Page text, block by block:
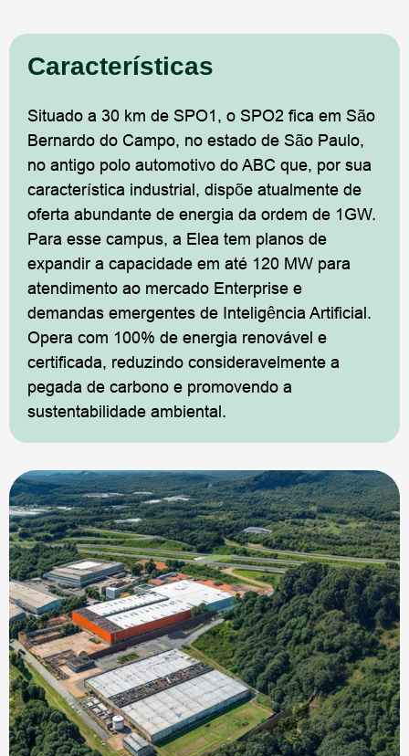
Características
Situado a 30 km de SPO1, o SPO2 fica em São
Bernardo do Campo, no estado de São Paulo,
no antigo polo automotivo do ABC que, por sua
característica industrial, dispõe atualmente de
oferta abundante de energia da ordem de 1GW.
Para esse campus, a Elea tem planos de
expandir a capacidade em até 120 MW para
atendimento ao mercado Enterprise e
demandas emergentes de Inteligência Artificial.
Opera com 100% de energia renovável e
certificada, reduzindo consideravelmente a
pegada de carbono e promovendo a
sustentabilidade ambiental.